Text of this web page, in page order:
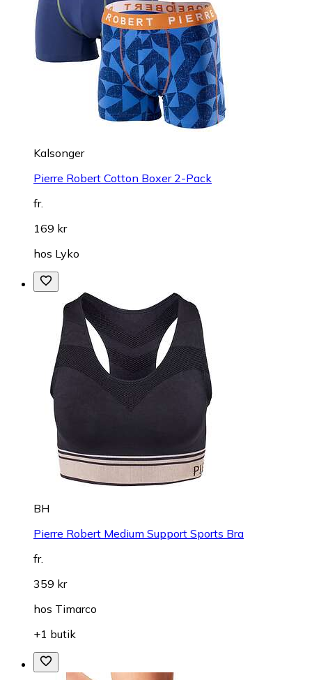
Kalsonger
Pierre Robert Cotton Boxer 2-Pack
fr.
169 kr
hos Lyko
BH
Pierre Robert Medium Support Sports Bra
fr.
359 kr
hos Timarco
+1 butik